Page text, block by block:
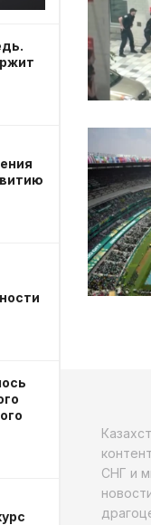
СНГ и